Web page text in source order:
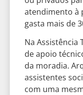
atendimento à
gasta mais de
Na Assistência
de apoio
da moradia.
assistentes
com uma